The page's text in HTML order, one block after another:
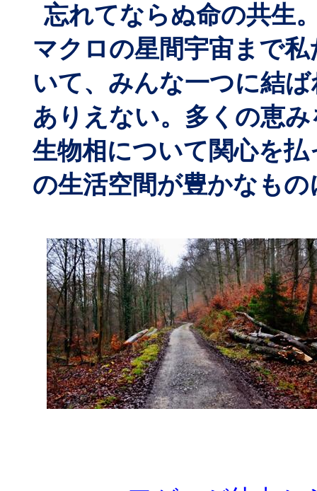
忘れてならぬ命の共生
マクロの星間宇宙まで
いて、みんな一つに結
ありえない。多くの恵
生物相について関心を
の生活空間が豊かなも